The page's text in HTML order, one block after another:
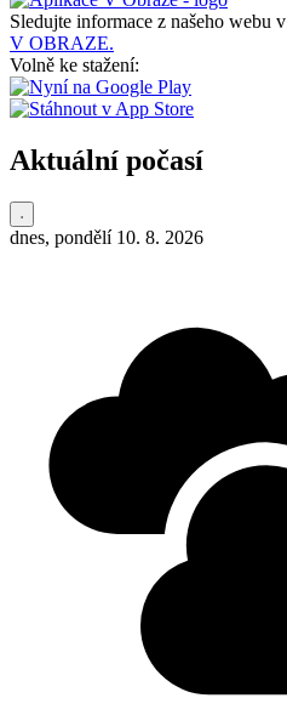
Sledujte informace z našeho webu v
V OBRAZE.
Volně ke stažení:
Aktuální počasí
dnes, pondělí 10. 8. 2026